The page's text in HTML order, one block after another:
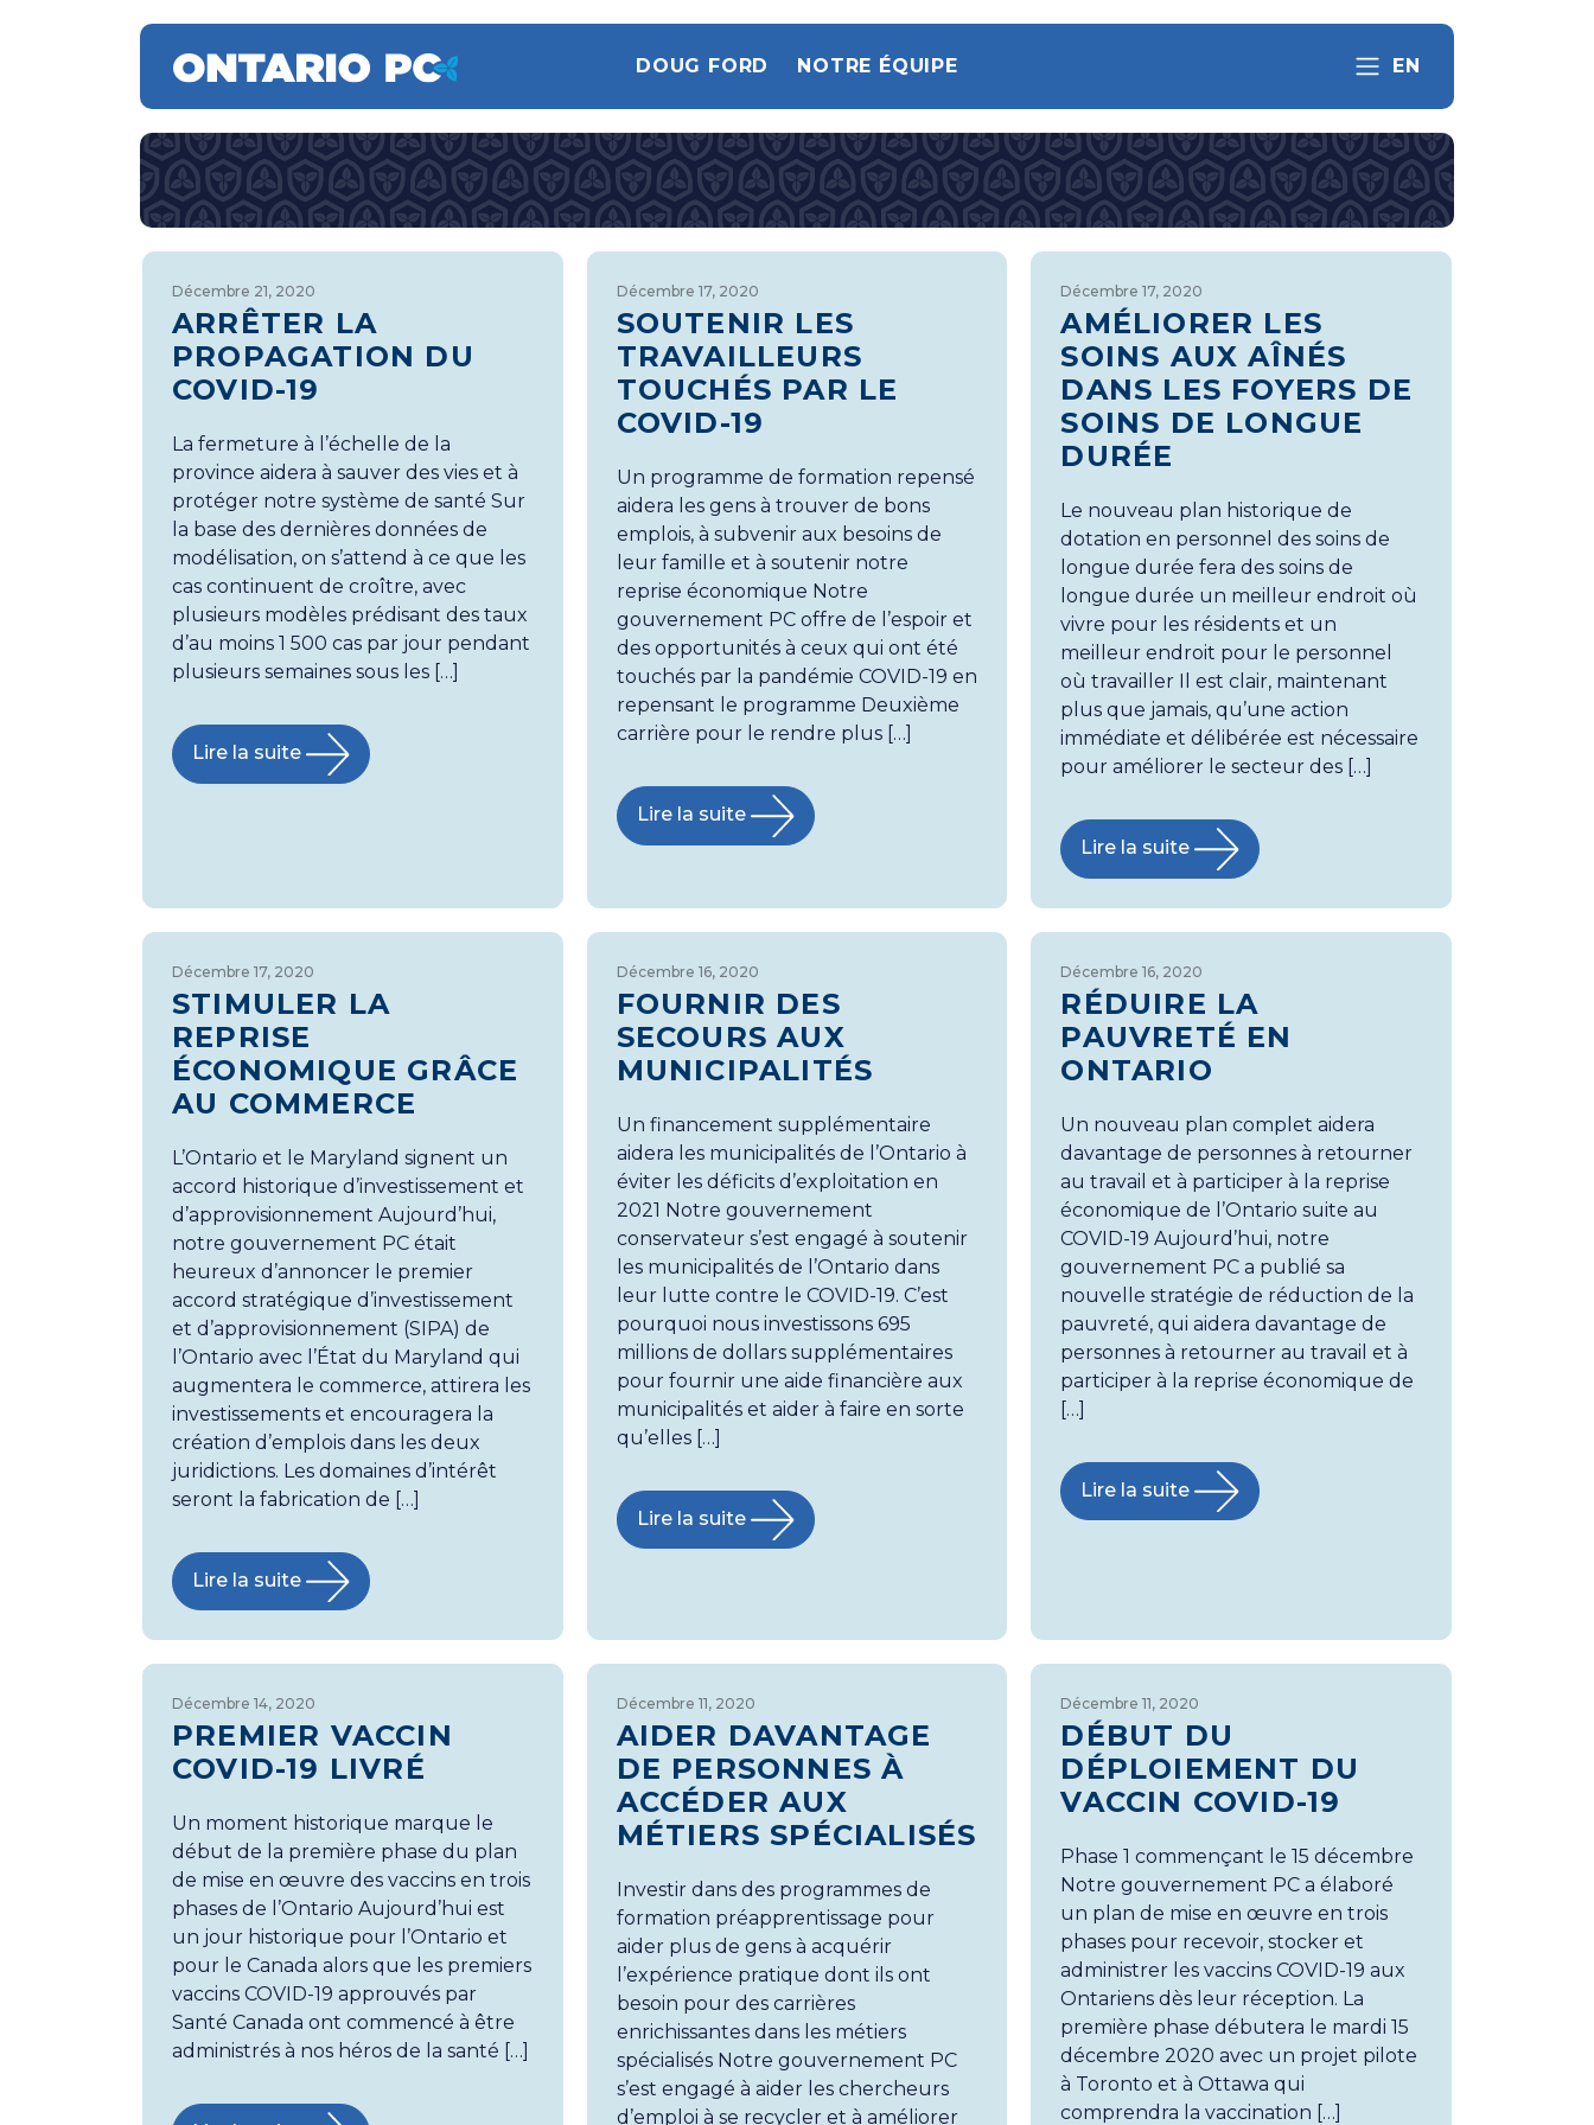
DOUG FORD NOTRE ÉQUIPE EN
Décembre 21, 2020
ARRÊTER LA
PROPAGATION DU
COVID-19
La fermeture à l’échelle de la
province aidera à sauver des vies et à
protéger notre système de santé Sur
la base des dernières données de
modélisation, on s’attend à ce que les
cas continuent de croître, avec
plusieurs modèles prédisant des taux
d’au moins 1 500 cas par jour pendant
plusieurs semaines sous les […]
Lire la suite
Décembre 17, 2020
SOUTENIR LES
TRAVAILLEURS
TOUCHÉS PAR LE
COVID-19
Un programme de formation repensé
aidera les gens à trouver de bons
emplois, à subvenir aux besoins de
leur famille et à soutenir notre
reprise économique Notre
gouvernement PC offre de l’espoir et
des opportunités à ceux qui ont été
touchés par la pandémie COVID-19 en
repensant le programme Deuxième
carrière pour le rendre plus […]
Lire la suite
Décembre 17, 2020
AMÉLIORER LES
SOINS AUX AÎNÉS
DANS LES FOYERS DE
SOINS DE LONGUE
DURÉE
Le nouveau plan historique de
dotation en personnel des soins de
longue durée fera des soins de
longue durée un meilleur endroit où
vivre pour les résidents et un
meilleur endroit pour le personnel
où travailler Il est clair, maintenant
plus que jamais, qu’une action
immédiate et délibérée est nécessaire
pour améliorer le secteur des […]
Lire la suite
Décembre 17, 2020
STIMULER LA
REPRISE
ÉCONOMIQUE GRÂCE
AU COMMERCE
L’Ontario et le Maryland signent un
accord historique d’investissement et
d’approvisionnement Aujourd’hui,
notre gouvernement PC était
heureux d’annoncer le premier
accord stratégique d’investissement
et d’approvisionnement (SIPA) de
l’Ontario avec l’État du Maryland qui
augmentera le commerce, attirera les
investissements et encouragera la
création d’emplois dans les deux
juridictions. Les domaines d’intérêt
seront la fabrication de […]
Lire la suite
Décembre 16, 2020
FOURNIR DES
SECOURS AUX
MUNICIPALITÉS
Un financement supplémentaire
aidera les municipalités de l’Ontario à
éviter les déficits d’exploitation en
2021 Notre gouvernement
conservateur s’est engagé à soutenir
les municipalités de l’Ontario dans
leur lutte contre le COVID-19. C’est
pourquoi nous investissons 695
millions de dollars supplémentaires
pour fournir une aide financière aux
municipalités et aider à faire en sorte
qu’elles […]
Lire la suite
Décembre 16, 2020
RÉDUIRE LA
PAUVRETÉ EN
ONTARIO
Un nouveau plan complet aidera
davantage de personnes à retourner
au travail et à participer à la reprise
économique de l’Ontario suite au
COVID-19 Aujourd’hui, notre
gouvernement PC a publié sa
nouvelle stratégie de réduction de la
pauvreté, qui aidera davantage de
personnes à retourner au travail et à
participer à la reprise économique de
[…]
Lire la suite
Décembre 14, 2020
PREMIER VACCIN
COVID-19 LIVRÉ
Un moment historique marque le
début de la première phase du plan
de mise en œuvre des vaccins en trois
phases de l’Ontario Aujourd’hui est
un jour historique pour l’Ontario et
pour le Canada alors que les premiers
vaccins COVID-19 approuvés par
Santé Canada ont commencé à être
administrés à nos héros de la santé […]
Décembre 11, 2020
AIDER DAVANTAGE
DE PERSONNES À
ACCÉDER AUX
MÉTIERS SPÉCIALISÉS
Investir dans des programmes de
formation préapprentissage pour
aider plus de gens à acquérir
l’expérience pratique dont ils ont
besoin pour des carrières
enrichissantes dans les métiers
spécialisés Notre gouvernement PC
s’est engagé à aider les chercheurs
d’emploi à se recycler et à améliorer
Décembre 11, 2020
DÉBUT DU
DÉPLOIEMENT DU
VACCIN COVID-19
Phase 1 commençant le 15 décembre
Notre gouvernement PC a élaboré
un plan de mise en œuvre en trois
phases pour recevoir, stocker et
administrer les vaccins COVID-19 aux
Ontariens dès leur réception. La
première phase débutera le mardi 15
décembre 2020 avec un projet pilote
à Toronto et à Ottawa qui
comprendra la vaccination […]